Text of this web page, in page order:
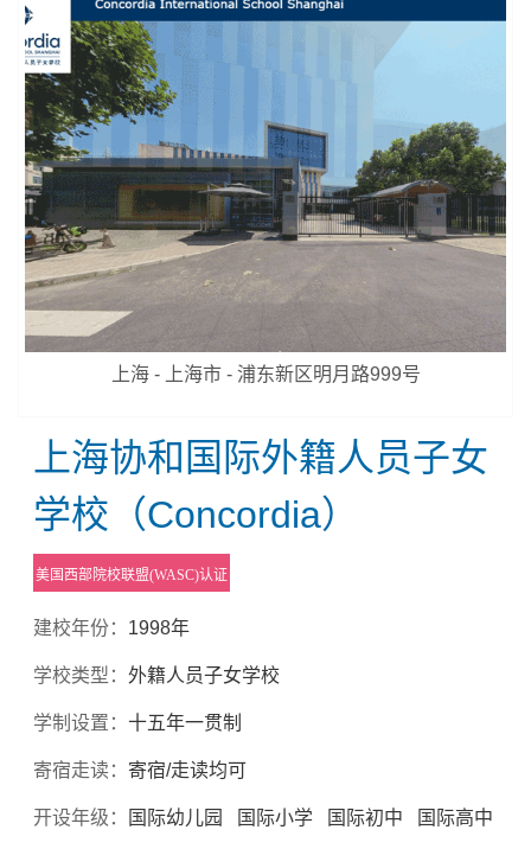
上海 - 上海市 - 浦东新区明月路999号
上海协和国际外籍人员子女
学校（Concordia）
美国西部院校联盟(WASC)认证
建校年份： 1998年
学校类型：外籍人员子女学校
学制设置：十五年一贯制
寄宿走读： 寄宿/走读均可
开设年级： 国际幼儿园 国际小学 国际初中 国际高中